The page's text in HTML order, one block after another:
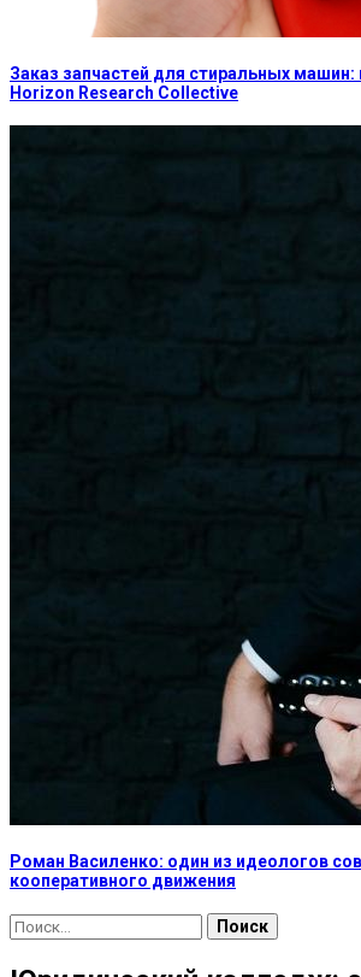
Заказ запчастей для стиральных машин:
Horizon Research Collective
Роман Василенко: один из идеологов
кооперативного движения
Найти: